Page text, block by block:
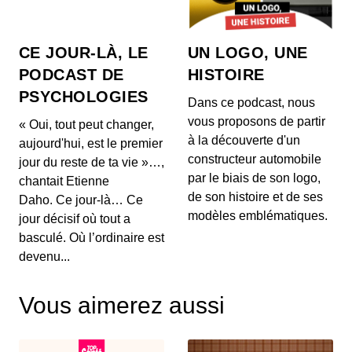
**Sommaire des 5 news** : 1. 🥤 **La tendance
estivale de la ginger beer** Découvrez la boisson
27 mai 2026 : Mythes sur la perte de
poids, l'impact du vin rouge et
tendances capillaires de Cannes
00:03:48 - IL Y A 2 MOIS
1. 🍽️ **Mythes de la perte de poids :** Découvrez
pourquoi manger tard le soir ne fait pas forcéme...
26 mai 2026 : Alerte sanitaire,
hydratation et astuces beauté pour les
mains
00:03:56 - IL Y A 2 MOIS
1. ⚠️ **Alerte de RappelConso sur les merguez
mer...
Tendances street food
00:04:07 - IL Y A 2 MOIS
CE JOUR-LÀ, LE
PODCAST DE
PSYCHOLOGIES
« Oui, tout peut changer,
aujourd'hui, est le premier
jour du reste de ta vie »…,
chantait Etienne
Daho. Ce jour-là… Ce
jour décisif où tout a
basculé. Où l’ordinaire est
devenu...
UN LOGO, UNE
HISTOIRE
Dans ce podcast, nous
vous proposons de partir
à la découverte d'un
constructeur automobile
par le biais de son logo,
de son histoire et de ses
modèles emblématiques.
Vous aimerez aussi